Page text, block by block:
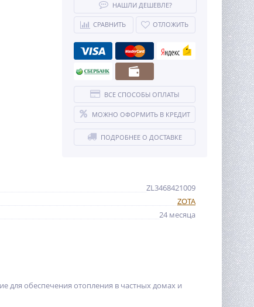
НАШЛИ ДЕШЕВЛЕ?
СРАВНИТЬ ОТЛОЖИТЬ
ВСЕ СПОСОБЫ ОПЛАТЫ
МОЖНО ОФОРМИТЬ В КРЕДИТ
ПОДРОБНЕЕ О ДОСТАВКЕ
ZL3468421009
ZOTA
24 месяца
для обеспечения отопления в частных домах и